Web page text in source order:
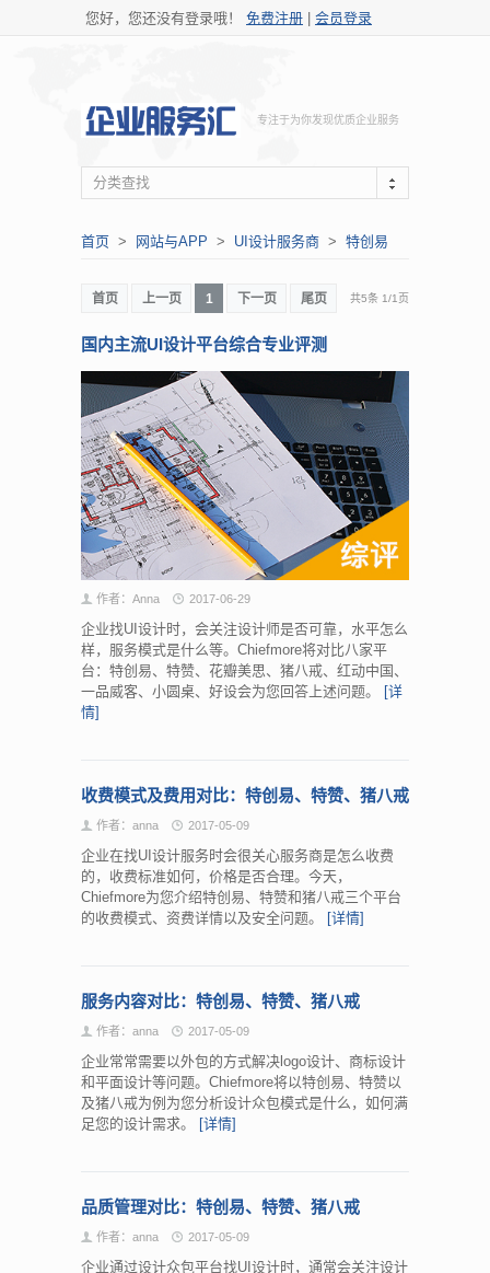
您好，您还没有登录哦！ 免费注册 会员登录
专注于为你发现优质企业服务
分类查找
首页 > 网站与APP > UI设计服务商 > 特创易
首页 上一页 1 下一页 尾页 共5条 1/1页
国内主流UI设计平台综合专业评测
作者：Anna 2017-06-29
企业找UI设计时，会关注设计师是否可靠，水平怎么
样，服务模式是什么等。Chiefmore将对比八家平
台：特创易、特赞、花瓣美思、猪八戒、红动中国、
一品威客、小圆桌、好设会为您回答上述问题。
[详
情]
收费模式及费用对比：特创易、特赞、猪八戒
作者：anna 2017-05-09
企业在找UI设计服务时会很关心服务商是怎么收费
的，收费标准如何，价格是否合理。今天，
Chiefmore为您介绍特创易、特赞和猪八戒三个平台
的收费模式、资费详情以及安全问题。
[详情]
服务内容对比：特创易、特赞、猪八戒
作者：anna 2017-05-09
企业常常需要以外包的方式解决logo设计、商标设计
和平面设计等问题。Chiefmore将以特创易、特赞以
及猪八戒为例为您分析设计众包模式是什么，如何满
足您的设计需求。
[详情]
品质管理对比：特创易、特赞、猪八戒
作者：anna 2017-05-09
企业通过设计众包平台找UI设计时，通常会关注设计